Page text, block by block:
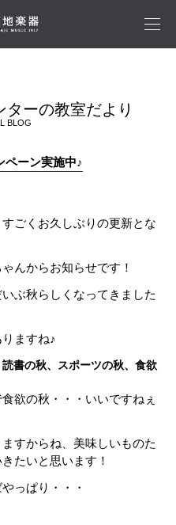
ーの教室だより
BLOG
ペーン実施中♪
ごくお久しぶりの更新とな
んからお知らせです！
ぶ秋らしくなってきました
ますね♪
読書の秋、スポーツの秋、食欲
欲の秋・・・いいですねぇ
すからね、美味しいものた
たいと思います！
っぱり・・・